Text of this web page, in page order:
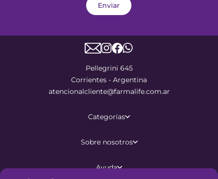
Enviar
Pellegrini 645
Corrientes - Argentina
atencionalcliente@farmalife.com.ar
Categorías
Sobre nosotros
Ayuda